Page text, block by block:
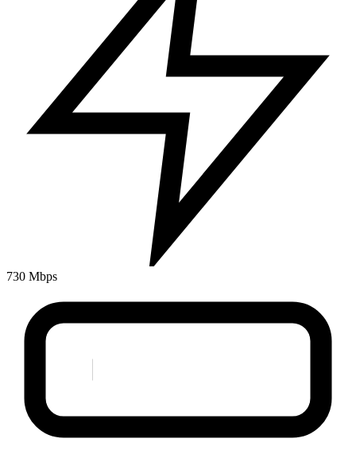
730 Mbps